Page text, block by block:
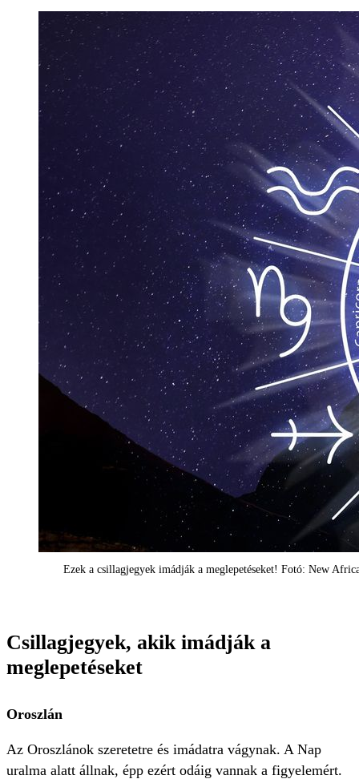
Ezek a csillagjegyek imádják a meglepetéseket! Fotó: New
Csillagjegyek, akik imádják a
meglepetéseket
Oroszlán
Az Oroszlánok szeretetre és imádatra vágynak. A Nap
uralma alatt állnak, épp ezért odáig vannak a figyelemért.